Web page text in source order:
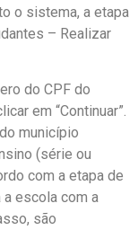
o sistema, a etapa
– Realizar
do CPF do
em “Continuar”.
município
(série ou
com a etapa de
escola com a
são